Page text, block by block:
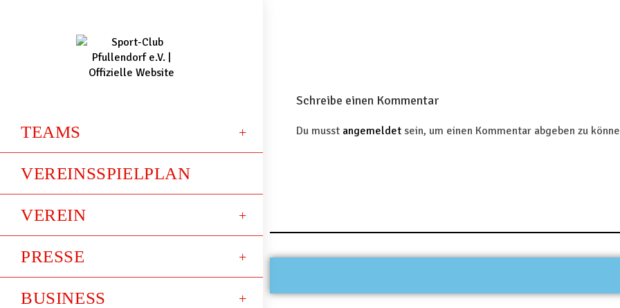
TEAMS
VEREINSSPIELPLAN
VEREIN
PRESSE
BUSINESS
Schreibe einen Kommentar
Du musst angemeldet sein, um einen Kommentar abgeben zu